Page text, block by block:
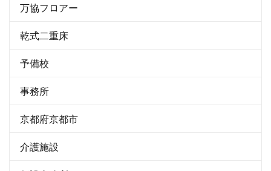
万協フロアー
乾式二重床
予備校
事務所
京都府京都市
介護施設